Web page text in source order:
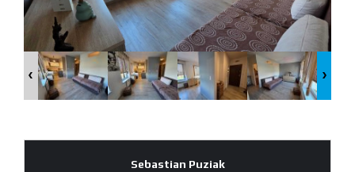
Sebastian Puziak